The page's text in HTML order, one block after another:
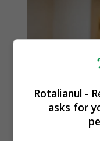
Rotalianul -
asks for